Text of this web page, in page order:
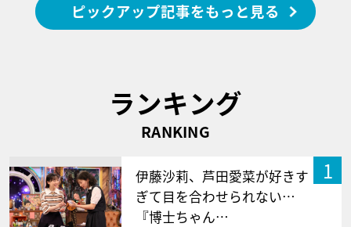
ピックアップ記事をもっと見る
ランキング
RANKING
1
伊藤沙莉、芦田愛菜が好きす
ぎて目を合わせられない…
『博士ちゃん…